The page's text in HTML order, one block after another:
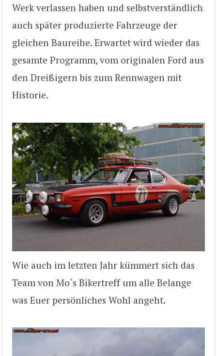
Werk verlassen haben und selbstverständlich
auch später produzierte Fahrzeuge der
gleichen Baureihe. Erwartet wird wieder das
gesamte Programm, vom originalen Ford aus
den Dreißigern bis zum Rennwagen mit
Historie.
Wie auch im letzten Jahr kümmert sich das
Team von Mo`s Bikertreff um alle Belange
was Euer persönliches Wohl angeht.